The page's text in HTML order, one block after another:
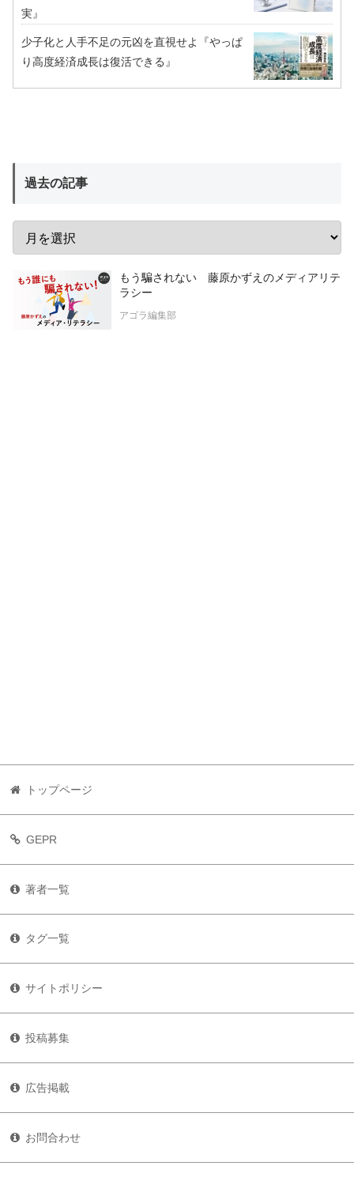
実』
少子化と人手不足の元凶を直視せよ『やっぱ
り高度経済成長は復活できる』
過去の記事
もう騙されない 藤原かずえのメディアリテ
ラシー
アゴラ編集部
トップページ
GEPR
著者一覧
タグ一覧
サイトポリシー
投稿募集
広告掲載
お問合わせ